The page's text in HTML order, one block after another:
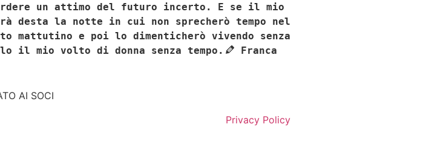
un attimo del futuro incerto. E se il mio
desta la notte in cui non sprecherò tempo nel
mattutino e poi lo dimenticherò vivendo senza
il mio volto di donna senza tempo.
Franca
AI SOCI
Privacy Policy